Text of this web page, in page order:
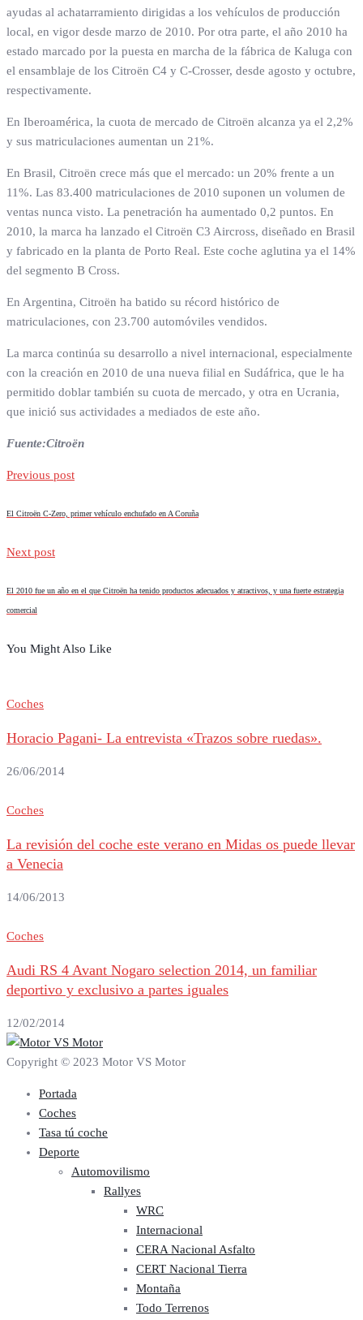
ayudas al achatarramiento dirigidas a los vehículos de producción
local, en vigor desde marzo de 2010. Por otra parte, el año 2010 ha
estado marcado por la puesta en marcha de la fábrica de Kaluga con
el ensamblaje de los Citroën C4 y C-Crosser, desde agosto y octubre,
respectivamente.
En Iberoamérica, la cuota de mercado de Citroën alcanza ya el 2,2%
y sus matriculaciones aumentan un 21%.
En Brasil, Citroën crece más que el mercado: un 20% frente a un
11%. Las 83.400 matriculaciones de 2010 suponen un volumen de
ventas nunca visto. La penetración ha aumentado 0,2 puntos. En
2010, la marca ha lanzado el Citroën C3 Aircross, diseñado en Brasil
y fabricado en la planta de Porto Real. Este coche aglutina ya el 14%
del segmento B Cross.
En Argentina, Citroën ha batido su récord histórico de
matriculaciones, con 23.700 automóviles vendidos.
La marca continúa su desarrollo a nivel internacional, especialmente
con la creación en 2010 de una nueva filial en Sudáfrica, que le ha
permitido doblar también su cuota de mercado, y otra en Ucrania,
que inició sus actividades a mediados de este año.
Fuente:Citroën
Previous post
El Citroën C-Zero, primer vehículo enchufado en A Coruña
Next post
El 2010 fue un año en el que Citroën ha tenido productos adecuados y atractivos, y una fuerte estrategia
comercial
You Might Also Like
Coches
Horacio Pagani- La entrevista «Trazos sobre ruedas».
26/06/2014
Coches
La revisión del coche este verano en Midas os puede llevar
a Venecia
14/06/2013
Coches
Audi RS 4 Avant Nogaro selection 2014, un familiar
deportivo y exclusivo a partes iguales
12/02/2014
Copyright © 2023 Motor VS Motor
Portada
Coches
Tasa tú coche
Deporte
Automovilismo
Rallyes
WRC
Internacional
CERA Nacional Asfalto
CERT Nacional Tierra
Montaña
Todo Terrenos